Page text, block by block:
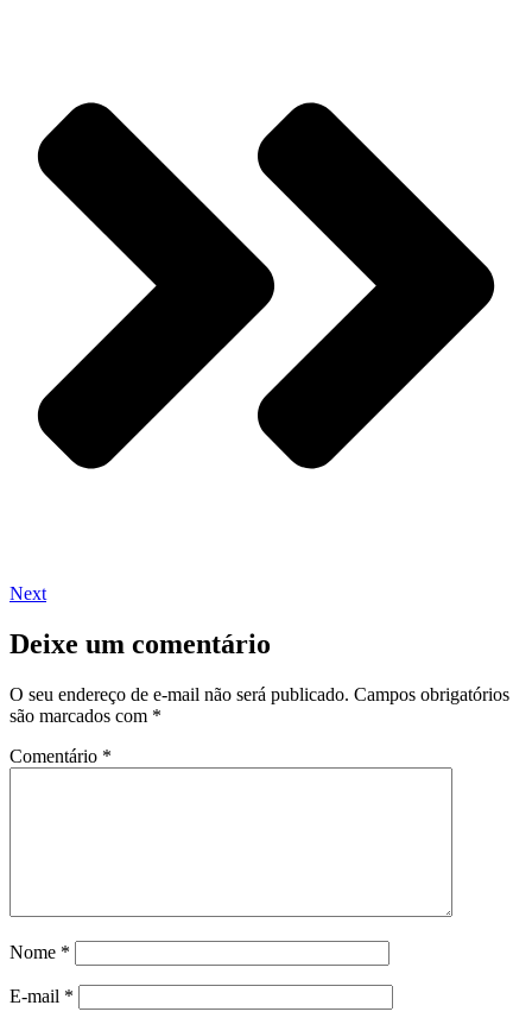
Next
Deixe um comentário
O seu endereço de e-mail não será publicado. Campos obrigatórios
são marcados com *
Comentário *
Nome *
E-mail *